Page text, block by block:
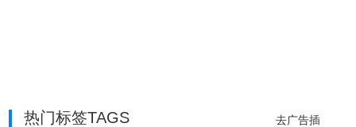
热门标签TAGS
去广告插